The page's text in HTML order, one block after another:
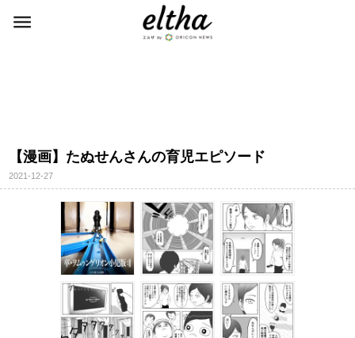
【漫画】たぬせんさんの育児エピソード
2021-12-27